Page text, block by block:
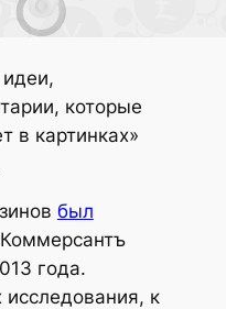
которые
в картинках»
был
года.
к